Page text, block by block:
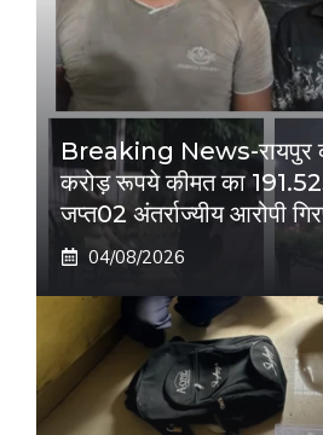
Breaking News-रायपुर
करोड़ रूपये कीमत का
जप्त02 अंतर्राज्यीय आरोपी
04/08/2026